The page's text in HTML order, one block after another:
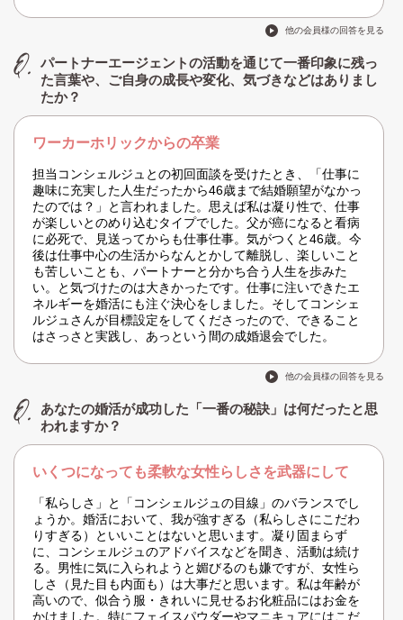
他の会員様の回答を見る
パートナーエージェントの活動を通じて一番印象に残っ
た言葉や、ご自身の成長や変化、気づきなどはありまし
たか？
ワーカーホリックからの卒業
担当コンシェルジュとの初回面談を受けたとき、「仕事に
趣味に充実した人生だったから46歳まで結婚願望がなかっ
たのでは？」と言われました。思えば私は凝り性で、仕事
が楽しいとのめり込むタイプでした。父が癌になると看病
に必死で、見送ってからも仕事仕事。気がつくと46歳。今
後は仕事中心の生活からなんとかして離脱し、楽しいこと
も苦しいことも、パートナーと分かち合う人生を歩みた
い。と気づけたのは大きかったです。仕事に注いできたエ
ネルギーを婚活にも注ぐ決心をしました。そしてコンシェ
ルジュさんが目標設定をしてくださったので、できること
はさっさと実践し、あっという間の成婚退会でした。
他の会員様の回答を見る
あなたの婚活が成功した「一番の秘訣」は何だったと思
われますか？
いくつになっても柔軟な女性らしさを武器にして
「私らしさ」と「コンシェルジュの目線」のバランスでし
ょうか。婚活において、我が強すぎる（私らしさにこだわ
りすぎる）といいことはないと思います。凝り固まらず
に、コンシェルジュのアドバイスなどを聞き、活動は続け
る。男性に気に入られようと媚びるのも嫌ですが、女性ら
しさ（見た目も内面も）は大事だと思います。私は年齢が
高いので、似合う服・きれいに見せるお化粧品にはお金を
かけました。特にフェイスパウダーやマニキュアにはこだ